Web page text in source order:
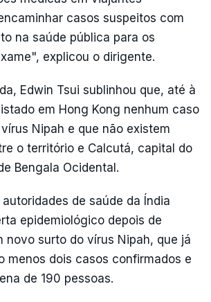
casos suspeitos com
na saúde pública para os
explicou o dirigente.
Edwin Tsui sublinhou que, até à
em Hong Kong nenhum caso
Nipah e que não existem
o território e Calcutá, capital do
Bengala Ocidental.
de saúde da Índia
epidemiológico depois de
novo surto do vírus Nipah, que já
menos dois casos confirmados e
de 190 pessoas.